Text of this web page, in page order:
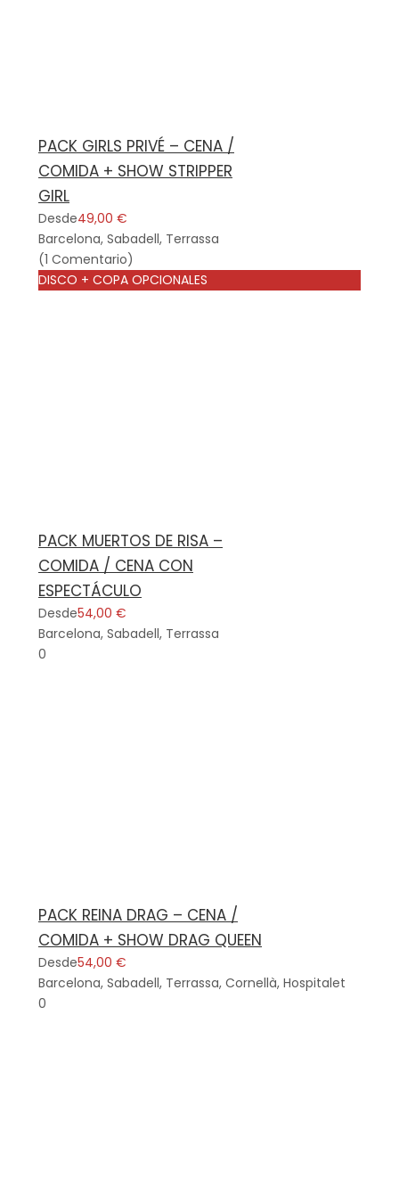
PACK GIRLS PRIVÉ – CENA /
COMIDA + SHOW STRIPPER
GIRL
Desde49,00 €
Barcelona, Sabadell, Terrassa
(1 Comentario)
DISCO + COPA OPCIONALES
PACK MUERTOS DE RISA –
COMIDA / CENA CON
ESPECTÁCULO
Desde54,00 €
Barcelona, Sabadell, Terrassa
0
PACK REINA DRAG – CENA /
COMIDA + SHOW DRAG QUEEN
Desde54,00 €
Barcelona, Sabadell, Terrassa, Cornellà, Hospitalet
0